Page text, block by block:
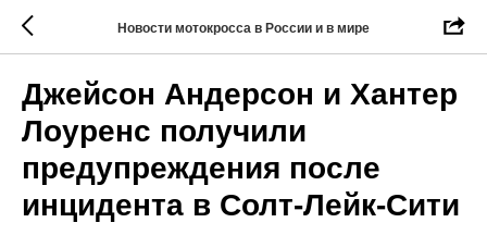
Новости мотокросса в России и в мире
Джейсон Андерсон и Хантер
Лоуренс получили
предупреждения после
инцидента в Солт-Лейк-Сити